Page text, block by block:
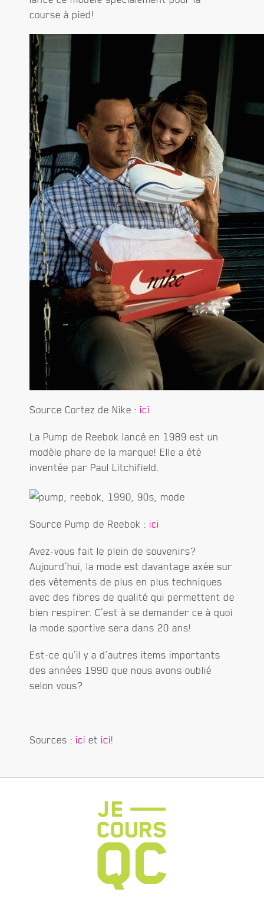
course à pied!
Source Cortez de Nike : ici
La Pump de Reebok lancé en 1989 est un
modèle phare de la marque! Elle a été
inventée par Paul Litchifield.
Source Pump de Reebok : ici
Avez-vous fait le plein de souvenirs?
Aujourd’hui, la mode est davantage axée sur
des vêtements de plus en plus techniques
avec des fibres de qualité qui permettent de
bien respirer. C’est à se demander ce à quoi
la mode sportive sera dans 20 ans!
Est-ce qu’il y a d’autres items importants
des années 1990 que nous avons oublié
selon vous?
Sources : ici et ici!